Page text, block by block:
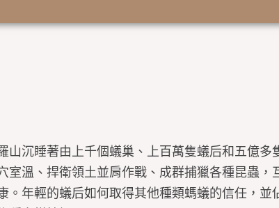
山沉睡著由上千個蟻巢、上百萬隻蟻后和五億多
室溫、捍衛領土並肩作戰、成群捕獵各種昆蟲
。年輕的蟻后如何取得其他種類螞蟻的信任，